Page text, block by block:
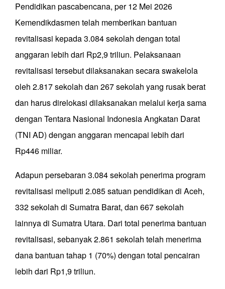
Pendidikan pascabencana, per 12 Mei 2026
Kemendikdasmen telah memberikan bantuan
revitalisasi kepada 3.084 sekolah dengan total
anggaran lebih dari Rp2,9 triliun. Pelaksanaan
revitalisasi tersebut dilaksanakan secara swakelola
oleh 2.817 sekolah dan 267 sekolah yang rusak berat
dan harus direlokasi dilaksanakan melalui kerja sama
dengan Tentara Nasional Indonesia Angkatan Darat
(TNI AD) dengan anggaran mencapai lebih dari
Rp446 miliar.
Adapun persebaran 3.084 sekolah penerima program
revitalisasi meliputi 2.085 satuan pendidikan di Aceh,
332 sekolah di Sumatra Barat, dan 667 sekolah
lainnya di Sumatra Utara. Dari total penerima bantuan
revitalisasi, sebanyak 2.861 sekolah telah menerima
dana bantuan tahap 1 (70%) dengan total pencairan
lebih dari Rp1,9 triliun.